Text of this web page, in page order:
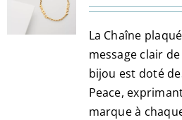
La Chaîne
message clair
bijou est doté
Peace,
marque à